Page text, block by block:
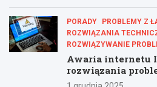
PORADY
PROBLEMY Z
ROZWIĄZANIA
ROZWIĄZYWANIE
Awaria internetu
rozwiązania